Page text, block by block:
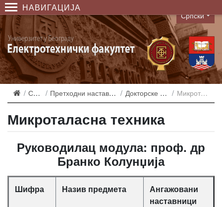
НАВИГАЦИЈА
Language
Српски
Студирање Претходни наставни планови и еквиваленције Докторске - Акредитација 2007 Микроталасна техника
Микроталасна техника
Руководилац модула: проф. др
Бранко Колунџија
Шифра Назив предмета
Ангажовани
наставници